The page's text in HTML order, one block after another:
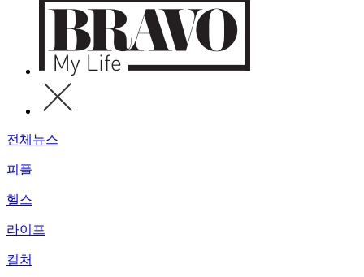
전체뉴스
피플
헬스
라이프
컬처